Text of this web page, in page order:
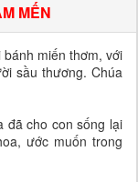
MẾN
miến thơm, với
sầu thương. Chúa
đã cho con sống lại
ước muốn trong